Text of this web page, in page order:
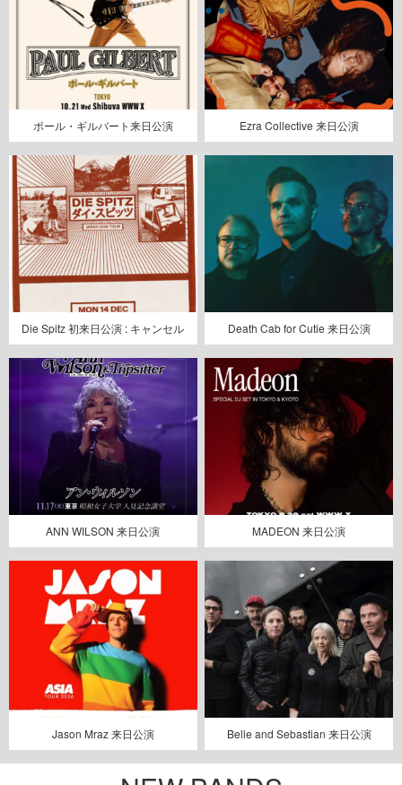
ポール・ギルバート来日公演 Ezra Collective 来日公演
Die Spitz 初来日公演 : キャンセル Death Cab for Cutie 来日公演
ANN WILSON 来日公演 MADEON 来日公演
Jason Mraz 来日公演 Belle and Sebastian 来日公演